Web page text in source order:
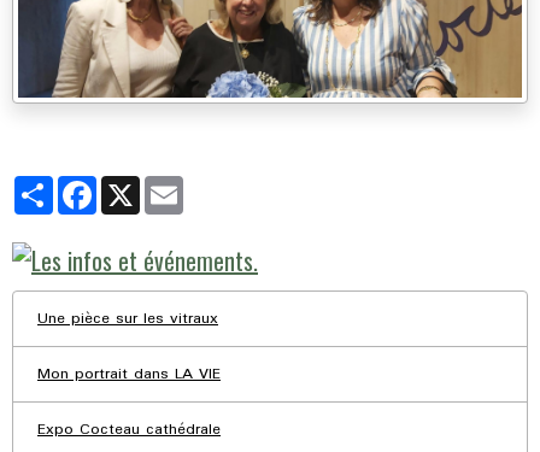
PartagerFacebook
X
Une pièce sur les vitraux
Mon portrait dans LA VIE
Expo Cocteau cathédrale